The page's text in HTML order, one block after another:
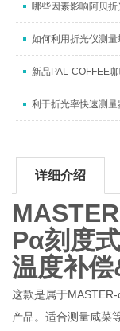
哪些因素影响阿贝
如何利用折光仪测量
新品PAL-COFFEE
利于折光率快速测
详细介绍
Pα刻度
温度补偿
这款是属于
产品。适合测量咸菜